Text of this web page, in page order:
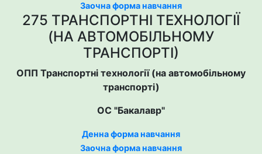
Заочна форма навчання
275 ТРАНСПОРТНІ ТЕХНОЛОГІЇ
(НА АВТОМОБІЛЬНОМУ
ТРАНСПОРТІ)
ОПП Транспортні технології (на автомобільному
транспорті)
ОС "Бакалавр"
Денна форма навчання
Заочна форма навчання